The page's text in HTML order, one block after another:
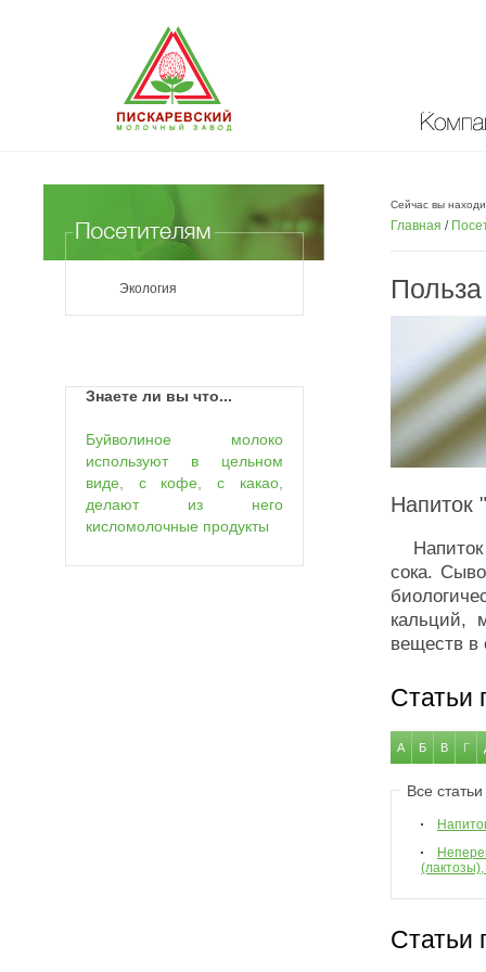
Экология
Знаете ли вы что...
Буйволиное молоко
используют в цельном
виде, с кофе, с какао,
делают из него
кисломолочные продукты
Сейчас вы
Главная /
Напиток
Напиток
сока.
кальций,
веществ в
Статьи
А Б В Г
Все
Статьи